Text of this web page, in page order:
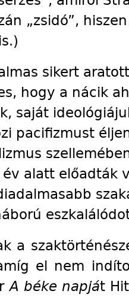
„zsidó”,
sikert
hogy a nácik
saját
pacifizmust
alatt előadták
a
el nem
A béke napját